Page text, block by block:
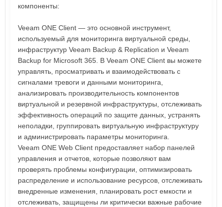
компоненты:
Veeam ONE Client — это основной инструмент,
используемый для мониторинга виртуальной среды,
инфраструктур Veeam Backup & Replication и Veeam
Backup for Microsoft 365. В Veeam ONE Client вы можете
управлять, просматривать и взаимодействовать с
сигналами тревоги и данными мониторинга,
анализировать производительность компонентов
виртуальной и резервной инфраструктуры, отслеживать
эффективность операций по защите данных, устранять
неполадки, группировать виртуальную инфраструктуру
и администрировать параметры мониторинга.
Veeam ONE Web Client предоставляет набор панелей
управления и отчетов, которые позволяют вам
проверять проблемы конфигурации, оптимизировать
распределение и использование ресурсов, отслеживать
внедренные изменения, планировать рост емкости и
отслеживать, защищены ли критически важные рабочие